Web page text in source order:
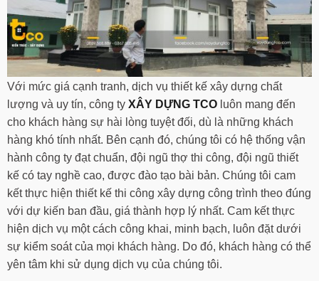
Với mức giá cạnh tranh, dịch vụ thiết kế xây dựng chất
lượng và uy tín, công ty XÂY DỰNG TCO luôn mang đến
cho khách hàng sự hài lòng tuyệt đối, dù là những khách
hàng khó tính nhất. Bên cạnh đó, chúng tôi có hệ thống vận
hành công ty đạt chuẩn, đội ngũ thợ thi công, đội ngũ thiết
kế có tay nghề cao, được đào tạo bài bản. Chúng tôi cam
kết thực hiện thiết kế thi công xây dựng công trình theo đúng
với dự kiến ban đầu, giá thành hợp lý nhất. Cam kết thực
hiện dịch vụ một cách công khai, minh bạch, luôn đặt dưới
sự kiểm soát của mọi khách hàng. Do đó, khách hàng có thể
yên tâm khi sử dụng dịch vụ của chúng tôi.